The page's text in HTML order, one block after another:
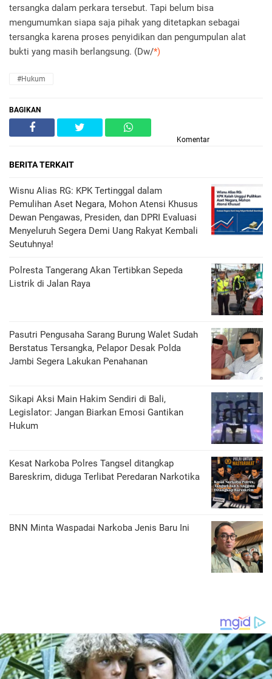
tersangka dalam perkara tersebut. Tapi belum bisa
mengumumkan siapa saja pihak yang ditetapkan sebagai
tersangka karena proses penyidikan dan pengumpulan alat
bukti yang masih berlangsung. (Dw/*)
#Hukum
BAGIKAN
Komentar
BERITA TERKAIT
Wisnu Alias RG: KPK Tertinggal dalam
Pemulihan Aset Negara, Mohon Atensi Khusus
Dewan Pengawas, Presiden, dan DPRI Evaluasi
Menyeluruh Segera Demi Uang Rakyat Kembali
Seutuhnya!
Polresta Tangerang Akan Tertibkan Sepeda
Listrik di Jalan Raya
Pasutri Pengusaha Sarang Burung Walet Sudah
Berstatus Tersangka, Pelapor Desak Polda
Jambi Segera Lakukan Penahanan
Sikapi Aksi Main Hakim Sendiri di Bali,
Legislator: Jangan Biarkan Emosi Gantikan
Hukum
Kesat Narkoba Polres Tangsel ditangkap
Bareskrim, diduga Terlibat Peredaran Narkotika
BNN Minta Waspadai Narkoba Jenis Baru Ini